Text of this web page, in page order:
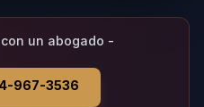
un abogado -
967-3536